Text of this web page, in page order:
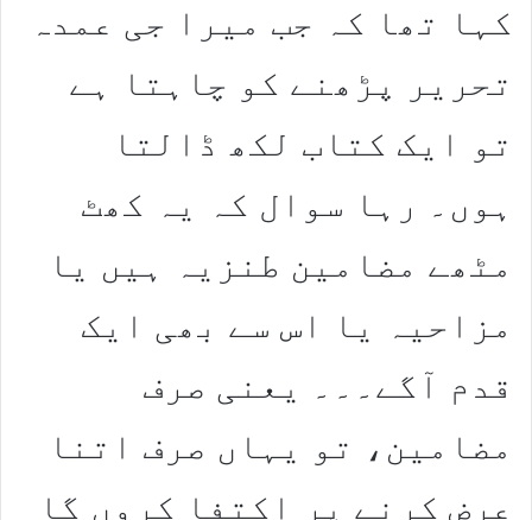
کہا تھا کہ جب میرا جی عمدہ
تحریر پڑھنے کو چاہتا ہے
تو ایک کتاب لکھ ڈالتا
ہوں۔ رہا سوال کہ یہ کھٹ
مٹھے مضامین طنزیہ ہیں یا
مزاحیہ یا اس سے بھی ایک
قدم آگے۔۔۔ یعنی صرف
مضامین، تو یہاں صرف اتنا
عرض کرنے پر اکتفا کروں گا